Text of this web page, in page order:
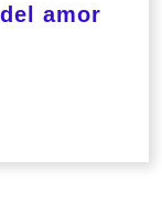
amor